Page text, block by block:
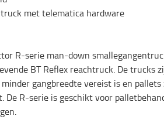
met telematica hardware
R-serie man-down
BT Reflex reachtruck. De trucks
gangbreedte vereist is en
De R-serie is geschikt voor